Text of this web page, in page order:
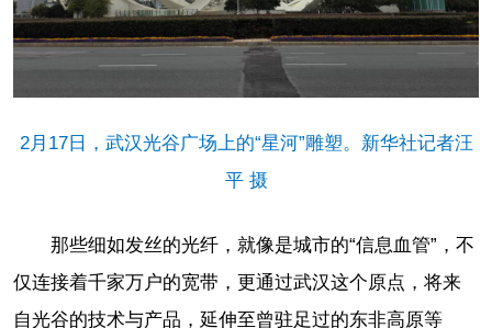
2月17日，武汉光谷广场上的“星河”雕塑。新华社记者汪
平 摄
那些细如发丝的光纤，就像是城市的“信息血管”，不
仅连接着千家万户的宽带，更通过武汉这个原点，将来
自光谷的技术与产品，延伸至曾驻足过的东非高原等